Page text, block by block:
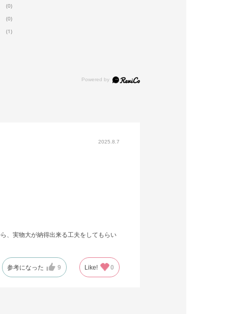
(0)
(0)
(1)
2025.8.7
、実物大が納得出来る工夫をしてもらい
参考になった 9 Like! 0